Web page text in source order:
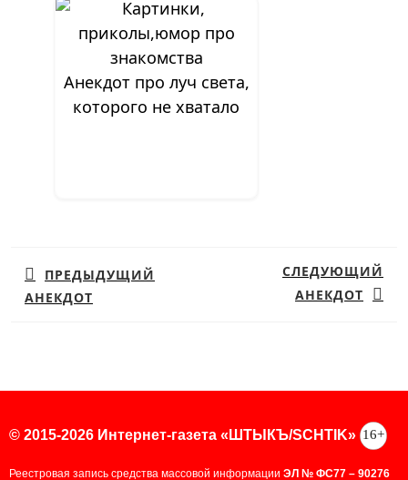
Анекдот про луч света,
которого не хватало
записям
ПРЕДЫДУЩИЙ
АНЕКДОТ
СЛЕДУЮЩИЙ
АНЕКДОТ
© 2015-2026 Интернет-газета «ШТЫКЪ/SCHTIK» 16+
Реестровая запись средства массовой информации ЭЛ № ФС77 – 90276